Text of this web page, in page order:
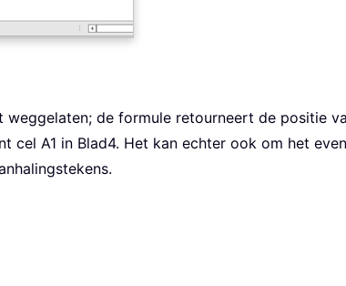
de formule retourneert de positie
cel A1 in Blad4. Het kan echter ook om het